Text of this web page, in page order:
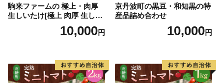
駒来ファームの 極上・肉厚
生しいたけ[極上 肉厚 生しい
たけ 生シイタケ 生椎茸 安心
安全 国産 採れたて 新鮮 きの
10,000円
京丹波町の黒豆・和知黒の特
産品詰め合わせ
10,000円